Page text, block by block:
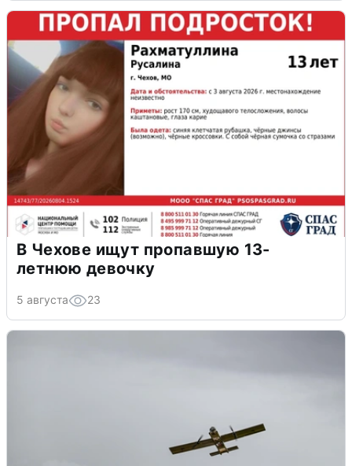
В Чехове ищут пропавшую 13-
летнюю девочку
5 августа 23